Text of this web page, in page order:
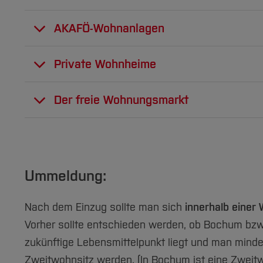
AKAFÖ-Wohnanlagen
Studierende - sowohl in Bochum als auch in
Weitergehende Informationen
Private Wohnheime
In direkter Nähe des Zentralcampus werden
Mehr Informationen
Der freie Wohnungsmarkt
Wohnungsanzeigen:
wg-gesucht.de
immobilienscout24.de
Ummeldung:
Nach dem Einzug sollte man sich innerhalb einer
Vorher sollte entschieden werden, ob Bochum
zukünftige Lebensmittelpunkt liegt und man
Zweitwohnsitz werden. (In Bochum ist eine